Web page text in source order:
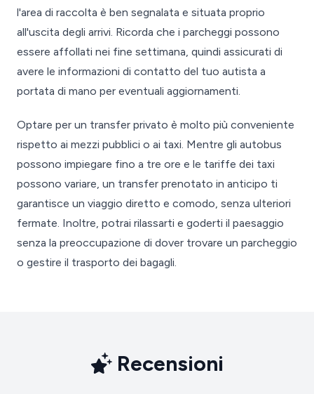
l'area di raccolta è ben segnalata e situata proprio
all'uscita degli arrivi. Ricorda che i parcheggi possono
essere affollati nei fine settimana, quindi assicurati di
avere le informazioni di contatto del tuo autista a
portata di mano per eventuali aggiornamenti.
Optare per un transfer privato è molto più conveniente
rispetto ai mezzi pubblici o ai taxi. Mentre gli autobus
possono impiegare fino a tre ore e le tariffe dei taxi
possono variare, un transfer prenotato in anticipo ti
garantisce un viaggio diretto e comodo, senza ulteriori
fermate. Inoltre, potrai rilassarti e goderti il paesaggio
senza la preoccupazione di dover trovare un parcheggio
o gestire il trasporto dei bagagli.
Recensioni